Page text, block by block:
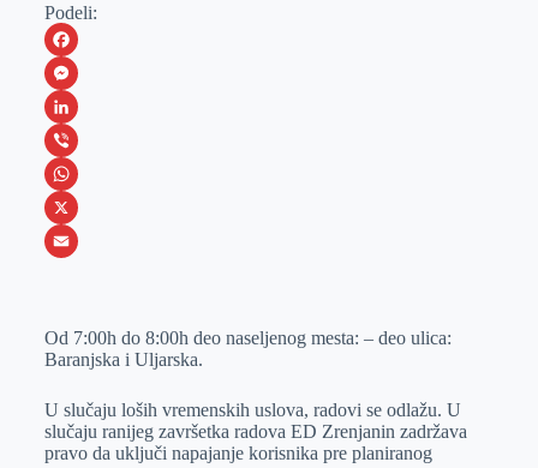
Podeli:
F
a
c
e
b
o
M
e
s
s
e
e
L
i
n
k
I
V
i
b
W
h
s
p
p
X
a
l
Od 7:00h do 8:00h deo naseljenog mesta: – deo ulica:
Baranjska i Uljarska.
U slučaju loših vremenskih uslova, radovi se odlažu. U
slučaju ranijeg završetka radova ED Zrenjanin zadržava
pravo da uključi napajanje korisnika pre planiranog